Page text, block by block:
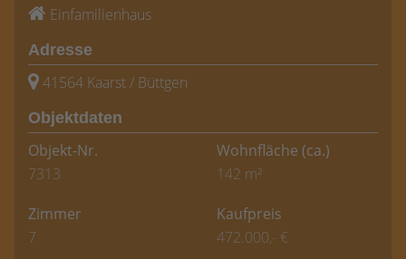
Einfamilienhaus
Adresse
41564 Kaarst / Büttgen
Objektdaten
Objekt-Nr.
7313
Wohnfläche (ca.)
142 m²
Zimmer
7
Kaufpreis
472.000,- €